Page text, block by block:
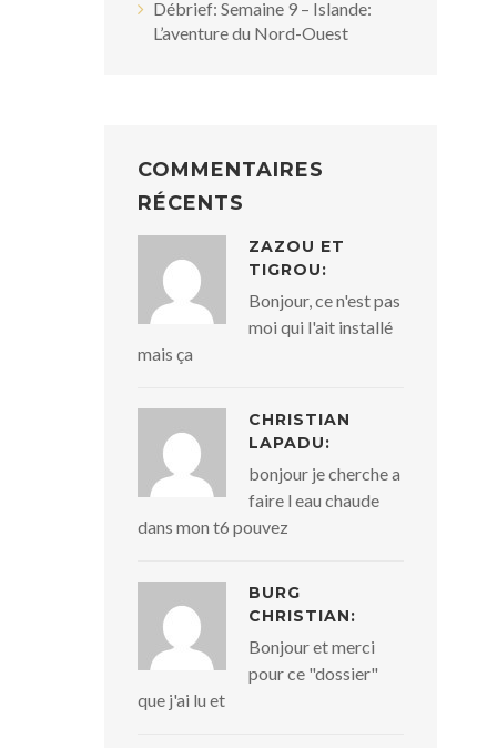
Débrief: Semaine 9 – Islande:
L’aventure du Nord-Ouest
COMMENTAIRES
RÉCENTS
ZAZOU ET
TIGROU:
Bonjour, ce n'est pas
moi qui l'ait installé
mais ça
CHRISTIAN
LAPADU:
bonjour je cherche a
faire l eau chaude
dans mon t6 pouvez
BURG
CHRISTIAN:
Bonjour et merci
pour ce "dossier"
que j'ai lu et